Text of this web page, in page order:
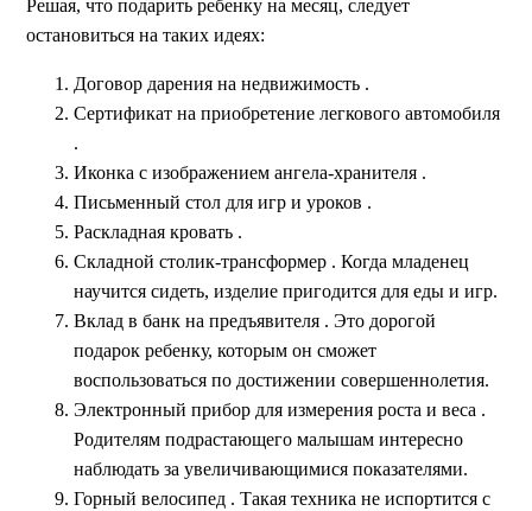
Решая, что подарить ребенку на месяц, следует
остановиться на таких идеях:
Договор дарения на недвижимость .
Сертификат на приобретение легкового автомобиля
.
Иконка с изображением ангела-хранителя .
Письменный стол для игр и уроков .
Раскладная кровать .
Складной столик-трансформер . Когда младенец
научится сидеть, изделие пригодится для еды и игр.
Вклад в банк на предъявителя . Это дорогой
подарок ребенку, которым он сможет
воспользоваться по достижении совершеннолетия.
Электронный прибор для измерения роста и веса .
Родителям подрастающего малышам интересно
наблюдать за увеличивающимися показателями.
Горный велосипед . Такая техника не испортится с